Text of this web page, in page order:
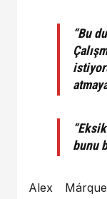
“Bu
bunu
Alex